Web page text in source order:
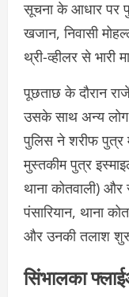
सूचना के आधार पर
खजान, निवासी
थ्री-व्हीलर से भारी
पूछताछ के दौरान
उसके साथ अन्य
पुलिस ने शरीफ पुत्र
मुस्तकीम पुत्र
थाना कोतवाली) और
पंसारियान, थाना
और उनकी तलाश
सिंभालका